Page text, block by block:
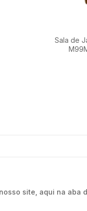
Sala de
site, aqui na